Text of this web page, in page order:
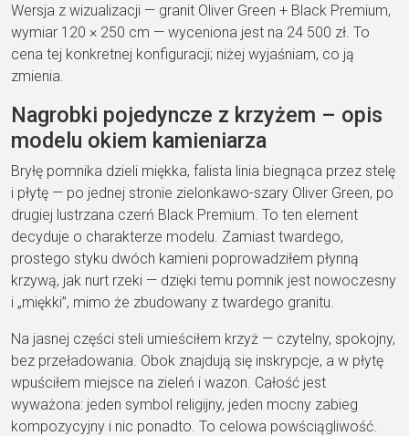
Wersja z wizualizacji — granit Oliver Green + Black Premium,
wymiar 120 × 250 cm — wyceniona jest na 24 500 zł . To
cena tej konkretnej konfiguracji; niżej wyjaśniam, co ją
zmienia.
Nagrobki pojedyncze z krzyżem – opis
modelu okiem kamieniarza
Bryłę pomnika dzieli miękka, falista linia biegnąca przez stelę
i płytę — po jednej stronie zielonkawo-szary Oliver Green, po
drugiej lustrzana czerń Black Premium . To ten element
decyduje o charakterze modelu. Zamiast twardego,
prostego styku dwóch kamieni poprowadziłem płynną
krzywą, jak nurt rzeki — dzięki temu pomnik jest nowoczesny
i „miękki”, mimo że zbudowany z twardego granitu.
Na jasnej części steli umieściłem krzyż — czytelny, spokojny,
bez przeładowania. Obok znajdują się inskrypcje, a w płytę
wpuściłem miejsce na zieleń i wazon. Całość jest
wyważona: jeden symbol religijny, jeden mocny zabieg
kompozycyjny i nic ponadto. To celowa powściągliwość.